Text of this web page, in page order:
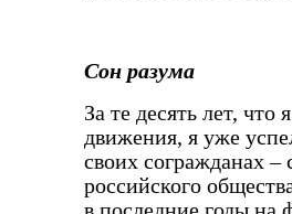
Сон разума
За те десять лет, что
движения, я уже
своих согражданах –
российского